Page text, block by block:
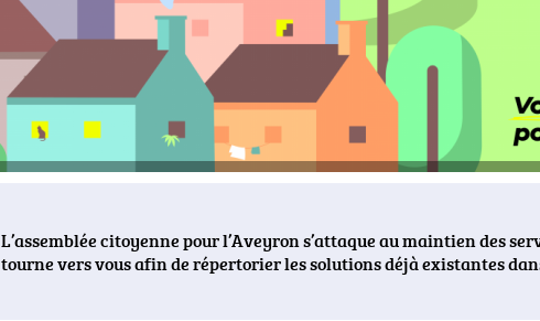
L’assemblée citoyenne pour l’Aveyron s’attaque au maintien des
tourne vers vous afin de répertorier les solutions déjà existantes